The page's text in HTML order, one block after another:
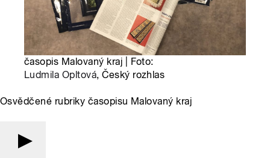
časopis Malovaný kraj | Foto:
Ludmila Opltová, Český rozhlas
Osvědčené rubriky časopisu Malovaný kraj